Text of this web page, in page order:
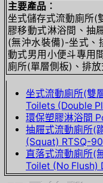
主要產品︰
坐式儲存式流動廁所(
膠移動式淋浴間、抽
(無沖水裝備)-坐式、
動式男用小便斗專用
廁所(單層側板)、排
坐式流動廁所(雙
Toilets (Double
環保塑膠淋浴間
抽屜式流動廁所(
(Squat) RTSQ-90
直落式流動廁所(
Toilet (No Flush)